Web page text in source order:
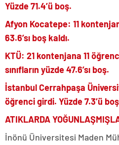
Yüzde 71.4’ü boş.
Afyon Kocatepe: 11
63.6’sı boş kaldı.
KTÜ: 21 kontenjana 11
sınıfların yüzde 47.6’sı boş.
İstanbul Cerrahpaşa
öğrenci girdi. Yüzde 7.3’ü
ATIKLARDA
İnönü Üniversitesi Maden